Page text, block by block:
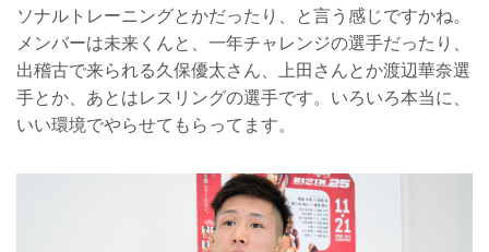
ソナルトレーニングとかだったり、と言う感じですかね。
メンバーは未来くんと、一年チャレンジの選手だったり、
出稽古で来られる久保優太さん、上田さんとか渡辺華奈選
手とか、あとはレスリングの選手です。いろいろ本当に、
いい環境でやらせてもらってます。